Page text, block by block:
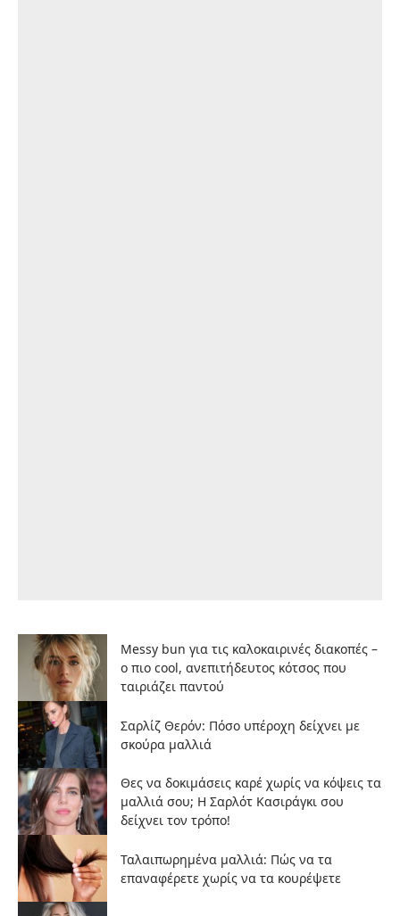
Messy bun για τις καλοκαιρινές διακοπές –
ο πιο cool, ανεπιτήδευτος κότσος που
ταιριάζει παντού
Σαρλίζ Θερόν: Πόσο υπέροχη δείχνει με
σκούρα μαλλιά
Θες να δοκιμάσεις καρέ χωρίς να κόψεις τα
μαλλιά σου; Η Σαρλότ Κασιράγκι σου
δείχνει τον τρόπο!
Ταλαιπωρημένα μαλλιά: Πώς να τα
επαναφέρετε χωρίς να τα κουρέψετε